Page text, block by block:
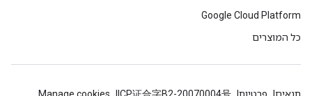
Google Cloud Platform
כל המוצרים